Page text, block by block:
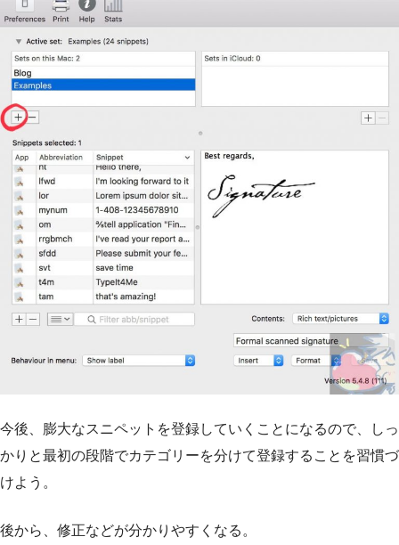
今後、膨大なスニペットを登録していくことになるので、しっ
かりと最初の段階でカテゴリーを分けて登録することを習慣づ
けよう。
後から、修正などが分かりやすくなる。